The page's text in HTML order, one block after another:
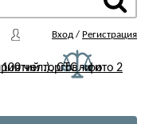
Вход / Регистрация